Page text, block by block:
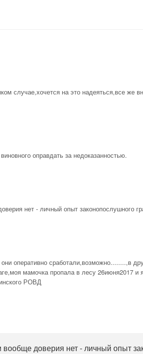
случае,хочется на это надеяться,все же
оправдать за недоказанностью.
нет - личный опыт законопослушного
оперативно сработали,возможно........,в
мамочка пропала в лесу 26июня2017 и
РОВД
доверия нет - личный опыт